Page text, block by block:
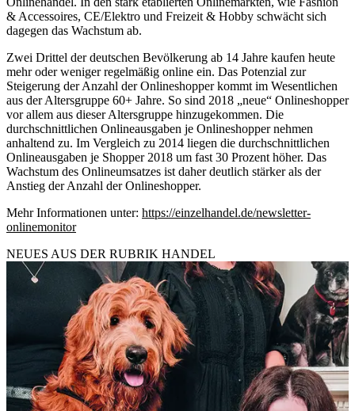
& Accessoires, CE/Elektro und Freizeit & Hobby schwächt sich
dagegen das Wachstum ab.
Zwei Drittel der deutschen Bevölkerung ab 14 Jahre kaufen heute
mehr oder weniger regelmäßig online ein. Das Potenzial zur
Steigerung der Anzahl der Onlineshopper kommt im Wesentlichen
aus der Altersgruppe 60+ Jahre. So sind 2018 „neue“ Onlineshopper
vor allem aus dieser Altersgruppe hinzugekommen. Die
durchschnittlichen Onlineausgaben je Onlineshopper nehmen
anhaltend zu. Im Vergleich zu 2014 liegen die durchschnittlichen
Onlineausgaben je Shopper 2018 um fast 30 Prozent höher. Das
Wachstum des Onlineumsatzes ist daher deutlich stärker als der
Anstieg der Anzahl der Onlineshopper.
Mehr Informationen unter: https://einzelhandel.de/newsletter-
onlinemonitor
NEUES AUS DER RUBRIK HANDEL